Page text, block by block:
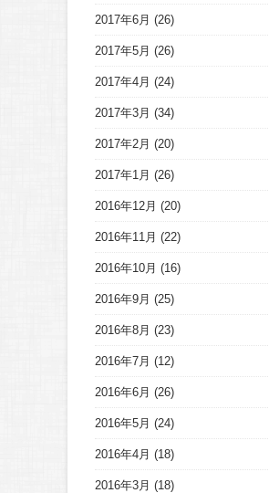
2017年6月 (26)
2017年5月 (26)
2017年4月 (24)
2017年3月 (34)
2017年2月 (20)
2017年1月 (26)
2016年12月 (20)
2016年11月 (22)
2016年10月 (16)
2016年9月 (25)
2016年8月 (23)
2016年7月 (12)
2016年6月 (26)
2016年5月 (24)
2016年4月 (18)
2016年3月 (18)